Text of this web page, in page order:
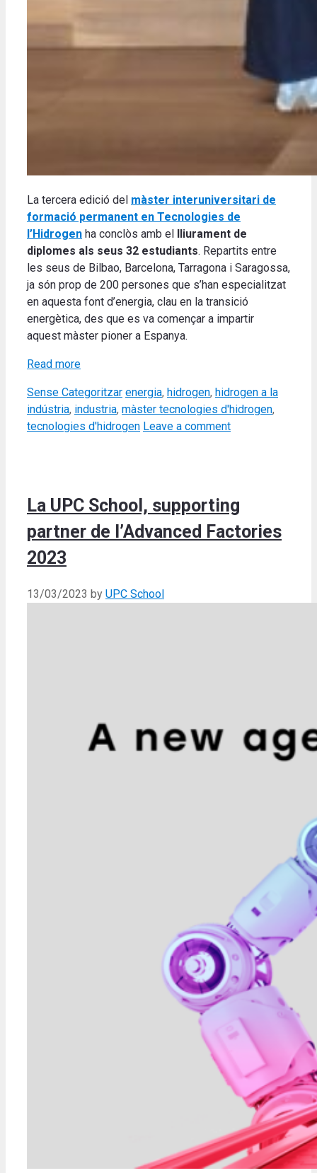
La tercera edició del màster interuniversitari de
formació permanent en Tecnologies de
l’Hidrogen ha conclòs amb el
lliurament de
diplomes als seus 32 estudiants. Repartits entre
les seus de Bilbao, Barcelona, Tarragona i Saragossa,
ja són prop de 200 persones que s’han especialitzat
en aquesta font d’energia, clau en la transició
energètica, des que es va començar a impartir
aquest màster pioner a Espanya.
Read more
Categories
Sense Categoritzar Tags
energia, hidrogen, hidrogen a la
indústria, industria, màster tecnologies d'hidrogen,
tecnologies d'hidrogen Leave a comment
La UPC School, supporting
partner de l’Advanced Factories
2023
13/03/2023 by UPC School